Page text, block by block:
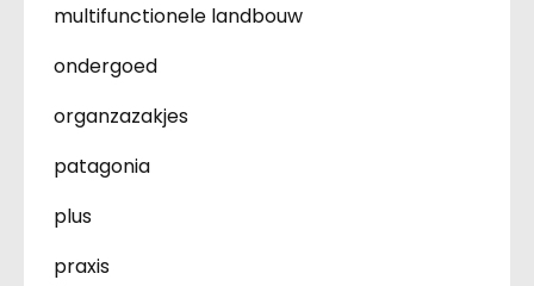
multifunctionele landbouw
ondergoed
organzazakjes
patagonia
plus
praxis